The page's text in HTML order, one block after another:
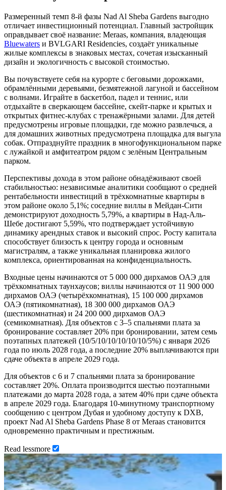
Размеренный темп 8-й фазы Nad Al Sheba Gardens выгодно
отличает инвестиционный потенциал. Главный застройщик
оправдывает своё название: Meraas, компания, владеющая
Bluewaters и BVLGARI Residencies, создаёт уникальные
жилые комплексы в знаковых местах, сочетая изысканный
дизайн и экологичность с высокой стоимостью.
Вы почувствуете себя на курорте с беговыми дорожками,
обрамлёнными деревьями, безмятежной лагуной и бассейном
с волнами. Играйте в баскетбол, падел и теннис, или
отдыхайте в сверкающем бассейне, скейт-парке и крытых и
открытых фитнес-клубах с тренажёрными залами. Для детей
предусмотрены игровые площадки, где можно развлечься, а
для домашних животных предусмотрена площадка для выгула
собак. Отпразднуйте праздник в многофункциональном парке
с лужайкой и амфитеатром рядом с зелёным Центральным
парком.
Перспективы дохода в этом районе обнадёживают своей
стабильностью: независимые аналитики сообщают о средней
рентабельности инвестиций в трёхкомнатные квартиры в
этом районе около 5,1%; соседние виллы в Мейдан-Сити
демонстрируют доходность 5,79%, а квартиры в Над-Аль-
Шебе достигают 5,59%, что подтверждает устойчивую
динамику арендных ставок и высокий спрос. Росту капитала
способствует близость к центру города и основным
магистралям, а также уникальная планировка жилого
комплекса, ориентированная на конфиденциальность.
Входные цены начинаются от 5 000 000 дирхамов ОАЭ для
трёхкомнатных таунхаусов; виллы начинаются от 11 900 000
дирхамов ОАЭ (четырёхкомнатная), 15 100 000 дирхамов
ОАЭ (пятикомнатная), 18 300 000 дирхамов ОАЭ
(шестикомнатная) и 24 200 000 дирхамов ОАЭ
(семикомнатная). Для объектов с 3–5 спальнями плата за
бронирование составляет 20% при бронировании, затем семь
поэтапных платежей (10/5/10/10/10/10/10/5%) с января 2026
года по июль 2028 года, а последние 20% выплачиваются при
сдаче объекта в апреле 2029 года.
Для объектов с 6 и 7 спальнями плата за бронирование
составляет 20%. Оплата производится шестью поэтапными
платежами до марта 2028 года, а затем 40% при сдаче объекта
в апреле 2029 года. Благодаря 10-минутному транспортному
сообщению с центром Дубая и удобному доступу к DXB,
проект Nad Al Sheba Gardens Phase 8 от Meraas становится
одновременно практичным и престижным.
Read lessmore